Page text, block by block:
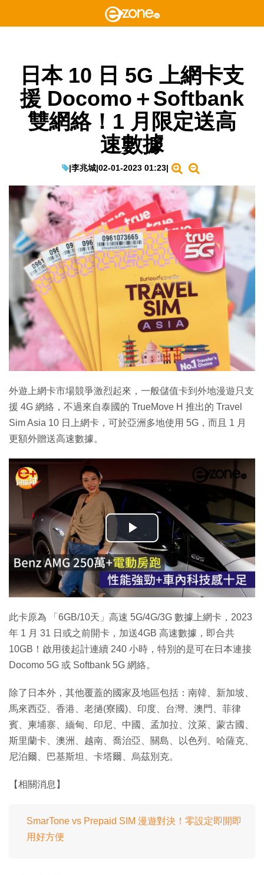
日本 10 日 5G 上網卡支
援 Docomo＋Softbank
雙網絡！1 月限定送高
速數據
|李兆城|02-01-2023 01:23|
外遊上網卡市場競爭激烈起來，一般儲值卡到外地漫遊只支
援 4G 網絡，不過來自泰國的 TrueMove H 推出的 Travel
Sim Asia 10 日上網卡，可於亞洲多地使用 5G，而且 1 月
更額外贈送高速數據。
播
放
影
片
此卡原為 「6GB/10天」高速 5G/4G/3G 數據上網卡，2023
年 1 月 31 日或之前開卡，加送4GB 高速數據，即合共
10GB！啟用後起計連續 240 小時，特別的是可在日本連接
Docomo 5G 或 Softbank 5G 網絡。
除了日本外，其他覆蓋的國家及地區包括：南韓、新加坡、
馬來西亞、香港、老撾(寮國)、印度、台灣、澳門、菲律
賓、柬埔寨、緬甸、印尼、中國、孟加拉、汶萊、蒙古國、
斯里蘭卡、澳洲、越南、喬治亞、關島、以色列、哈薩克、
尼泊爾、巴基斯坦、卡塔爾、烏茲別克。
【相關消息】
SmarTone vs Prepaid SIM 漫遊對決！零設定即開即
用好方便